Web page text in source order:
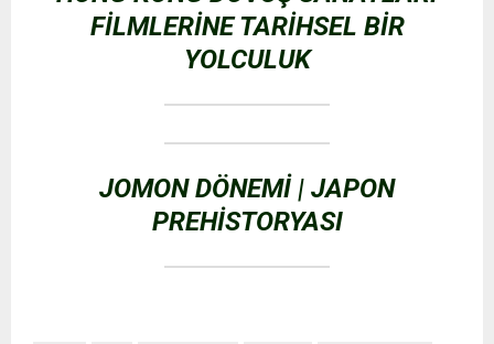
FILMLERINE TARIHSEL BIR
YOLCULUK
JOMON DÖNEMI | JAPON
PREHISTORYASI